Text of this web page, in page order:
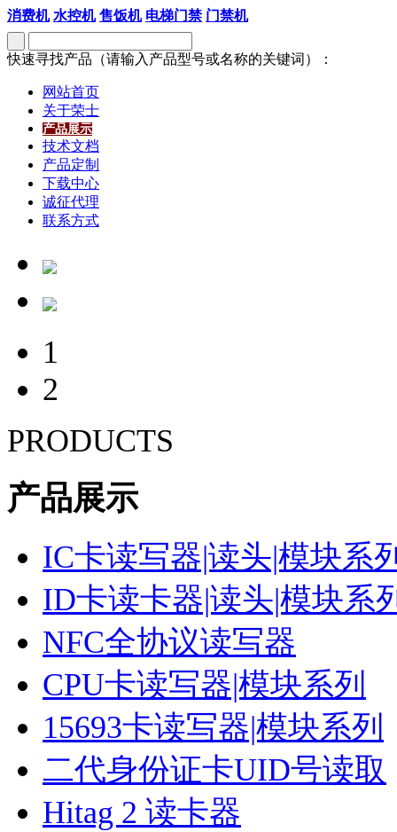
消费机 水控机 售饭机 电梯门禁 门禁机
快速寻找产品（请输入产品型号或名称的关键词）：
网站首页
关于荣士
产品展示
技术文档
产品定制
下载中心
诚征代理
联系方式
1
2
PRODUCTS
产品展示
IC卡读写器|读头|模块系
ID卡读卡器|读头|模块系
NFC全协议读写器
CPU卡读写器|模块系列
15693卡读写器|模块系列
二代身份证卡UID号读取
Hitag 2 读卡器